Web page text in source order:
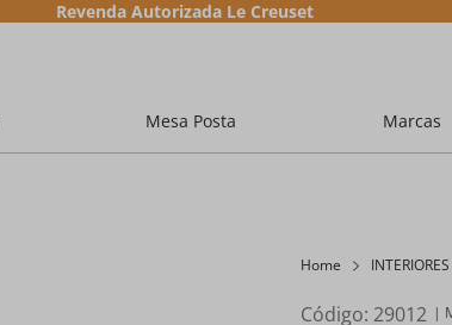
Revenda Autorizada Le Creuset
Mesa Posta Marcas
Home INTERIORES
Código: 29012